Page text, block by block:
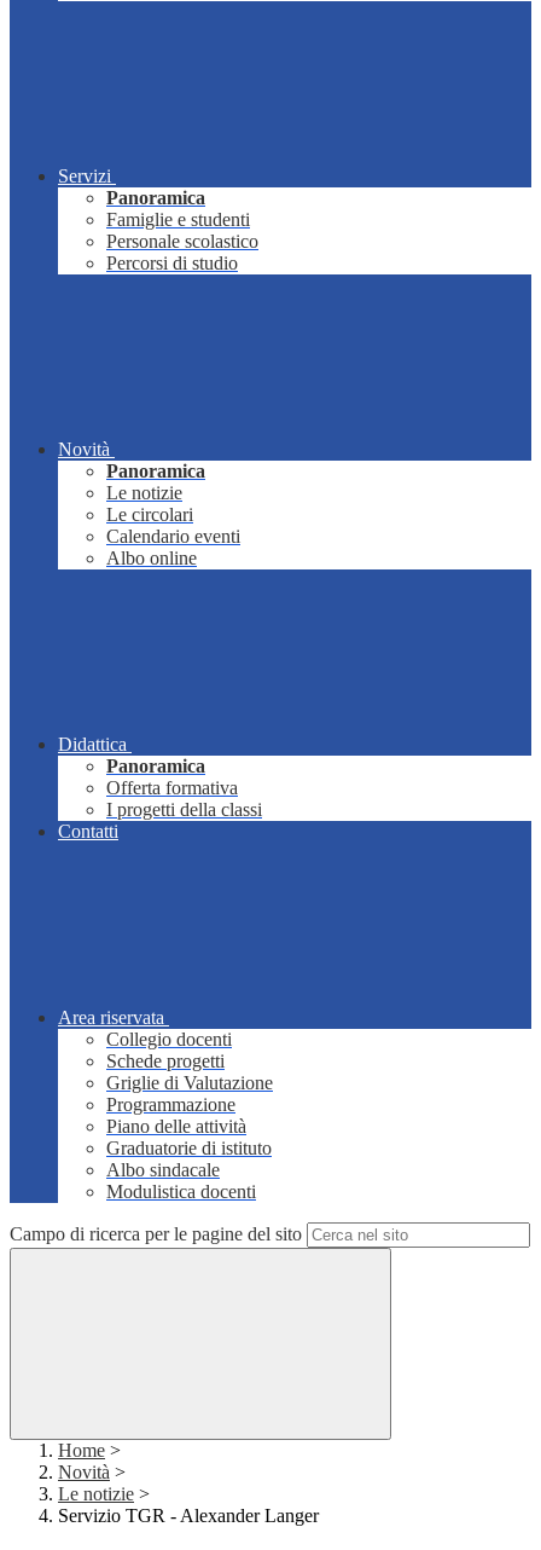
Servizi
Panoramica
Famiglie e studenti
Personale scolastico
Percorsi di studio
Novità
Panoramica
Le notizie
Le circolari
Calendario eventi
Albo online
Didattica
Panoramica
Offerta formativa
I progetti della classi
Contatti
Area riservata
Collegio docenti
Schede progetti
Griglie di Valutazione
Programmazione
Piano delle attività
Graduatorie di istituto
Albo sindacale
Modulistica docenti
Campo di ricerca per le pagine del sito
Home >
Novità >
Le notizie >
Servizio TGR - Alexander Langer